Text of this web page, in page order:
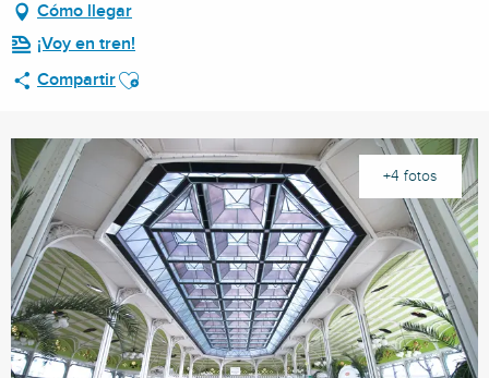
Cómo llegar
¡Voy en tren!
CompartirAjouter aux favoris
+4 fotos